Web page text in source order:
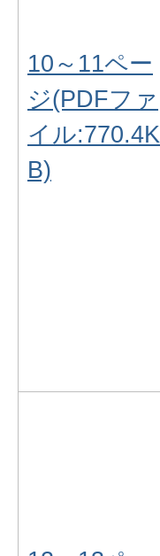
10～11ペー
ジ(PDFファ
イル:770.4K
B)